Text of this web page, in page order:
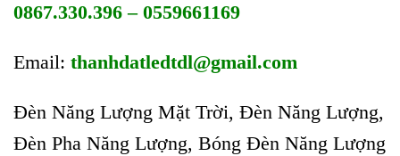
0867.330.396 – 0559661169
Email: thanhdatledtdl@gmail.com
Đèn Năng Lượng Mặt Trời, Đèn Năng Lượng,
Đèn Pha Năng Lượng, Bóng Đèn Năng Lượng